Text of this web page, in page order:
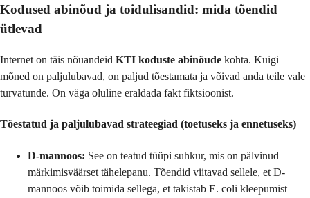
Kodused abinõud ja toidulisandid: mida tõendid
ütlevad
Internet on täis nõuandeid KTI koduste abinõude kohta. Kuigi
mõned on paljulubavad, on paljud tõestamata ja võivad anda teile vale
turvatunde. On väga oluline eraldada fakt fiktsioonist.
Tõestatud ja paljulubavad strateegiad (toetuseks ja ennetuseks)
D-mannoos: See on teatud tüüpi suhkur, mis on pälvinud
märkimisväärset tähelepanu. Tõendid viitavad sellele, et D-
mannoos võib toimida sellega, et takistab E. coli kleepumist